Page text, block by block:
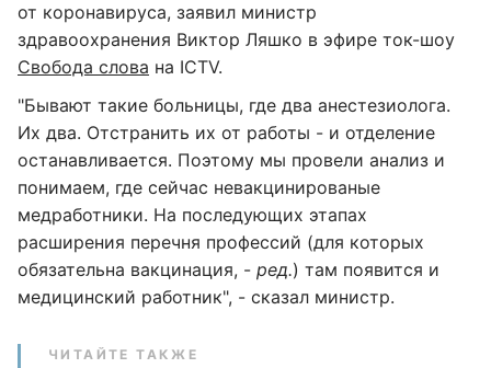
от коронавируса, заявил министр
здравоохранения Виктор Ляшко в эфире ток-шоу
Свобода слова на ICTV.
"Бывают такие больницы, где два анестезиолога.
Их два. Отстранить их от работы - и отделение
останавливается. Поэтому мы провели анализ и
понимаем, где сейчас невакцинированые
медработники. На последующих этапах
расширения перечня профессий (для которых
обязательна вакцинация, - ред.) там появится и
медицинский работник", - сказал министр.
ЧИТАЙТЕ ТАКЖЕ